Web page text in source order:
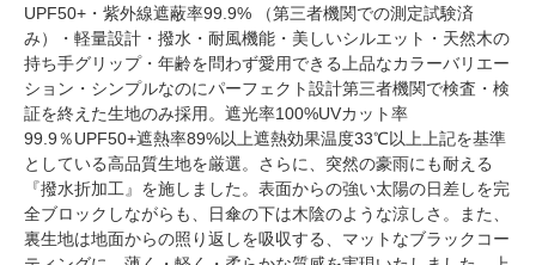
UPF50+・紫外線遮蔽率99.9% （第三者機関での測定試験済
み）・軽量設計・撥水・耐風機能・美しいシルエット・天然木の
持ち手グリップ・年齢を問わず愛用できる上品なカラーバリエー
ション・シンプルなのにパーフェクト設計第三者機関で検査・検
証を終えた生地のみ採用。遮光率100%UVカット率
99.9％UPF50+遮熱率89%以上遮熱効果温度33℃以上上記を基準
としている高品質生地を厳選。さらに、突然の豪雨にも耐える
『撥水折加工』を施しました。表面からの強い太陽の日差しを完
全ブロックしながらも、日傘の下は木陰のような涼しさ。また、
裏生地は地面からの照り返しを吸収する、マットなブラックコー